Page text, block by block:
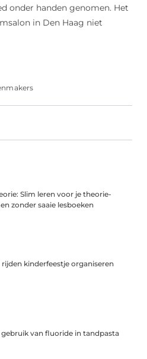
onder handen genomen. Het
in Den Haag niet
Slim leren voor je theorie-
zonder saaie lesboeken
rijden kinderfeestje organiseren
gebruik van fluoride in tandpasta